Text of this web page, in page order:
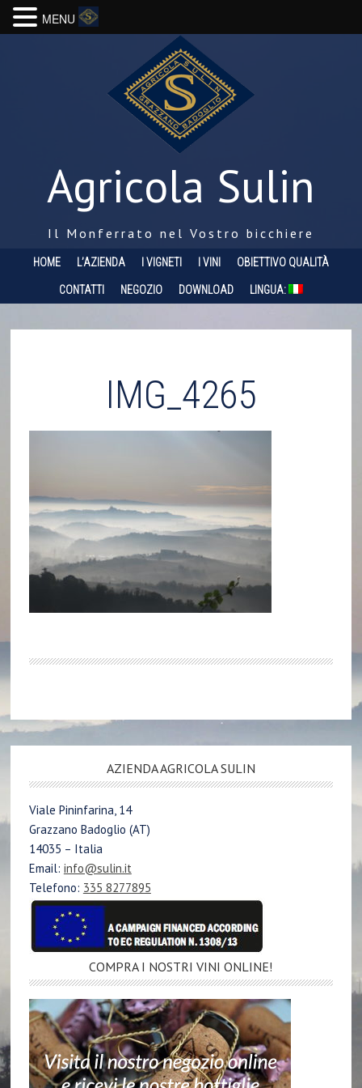
Agricola Sulin
Il Monferrato nel Vostro bicchiere
HOME L’AZIENDA I VIGNETI I VINI OBIETTIVO QUALITÀ
CONTATTI NEGOZIO DOWNLOAD LINGUA:
IMG_4265
AZIENDA AGRICOLA SULIN
Viale Pininfarina, 14
Grazzano Badoglio (AT)
14035 – Italia
Email: info@sulin.it
Telefono: 335 8277895
COMPRA I NOSTRI VINI ONLINE!
MENU